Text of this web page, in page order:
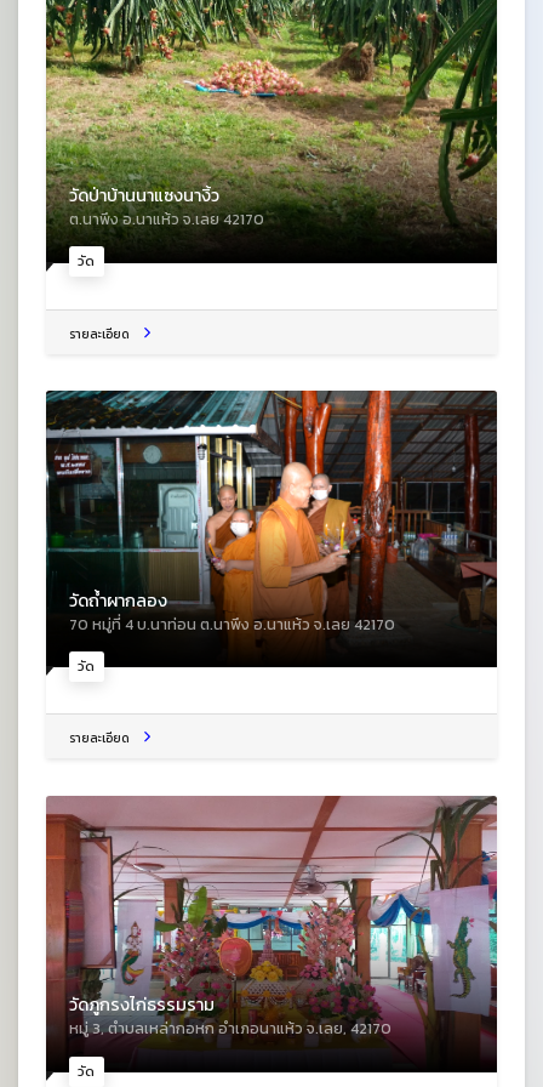
วัด
วัดป่าบ้านนาแซงนางิ้ว
ต.นาพึง อ.นาแห้ว จ.เลย 42170
รายละเอียด
วัด
วัดถ้ำผากลอง
70 หมู่ที่ 4 บ.นาท่อน ต.นาพึง อ.นาแห้ว จ.เลย 42170
รายละเอียด
วัด
วัดภูกรงไก่ธรรมราม
หมู่ 3, ตําบลเหล่ากอหก อําเภอนาแห้ว จ.เลย, 42170